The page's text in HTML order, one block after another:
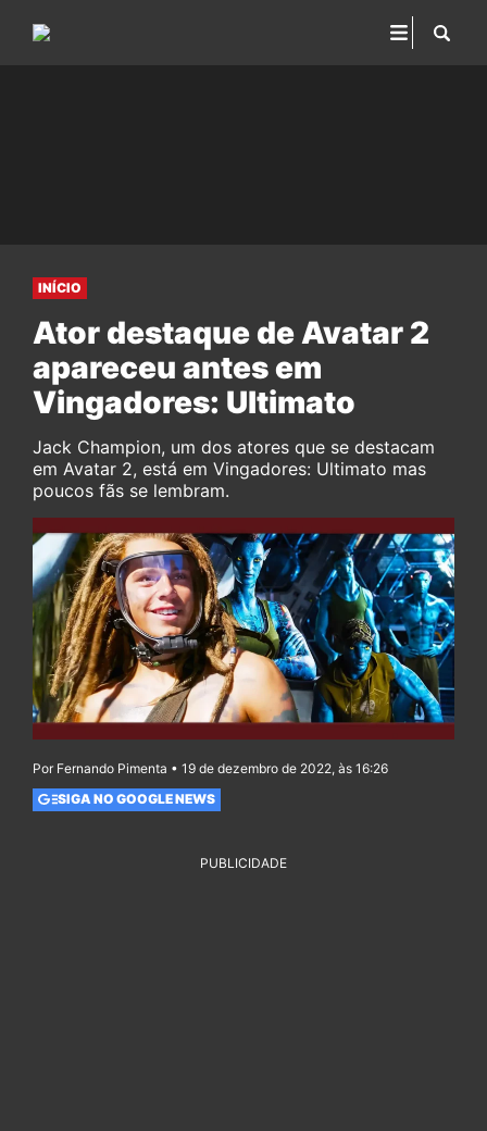
INÍCIO
Ator destaque de Avatar 2
apareceu antes em
Vingadores: Ultimato
Jack Champion, um dos atores que se destacam
em Avatar 2, está em Vingadores: Ultimato mas
poucos fãs se lembram.
Por Fernando Pimenta • 19 de dezembro de 2022, às 16:26
SIGA NO GOOGLE NEWS
PUBLICIDADE